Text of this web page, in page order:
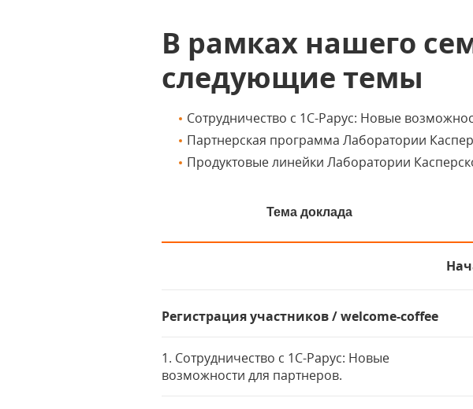
В рамках нашего
следующие темы
Сотрудничество с 1С-Рарус: Новые
Партнерская программа Лаборатории
Продуктовые линейки Лаборатории
Тема доклада
Регистрация участников / welcome-coffee
1. Сотрудничество с 1С-Рарус: Новые
возможности для партнеров.